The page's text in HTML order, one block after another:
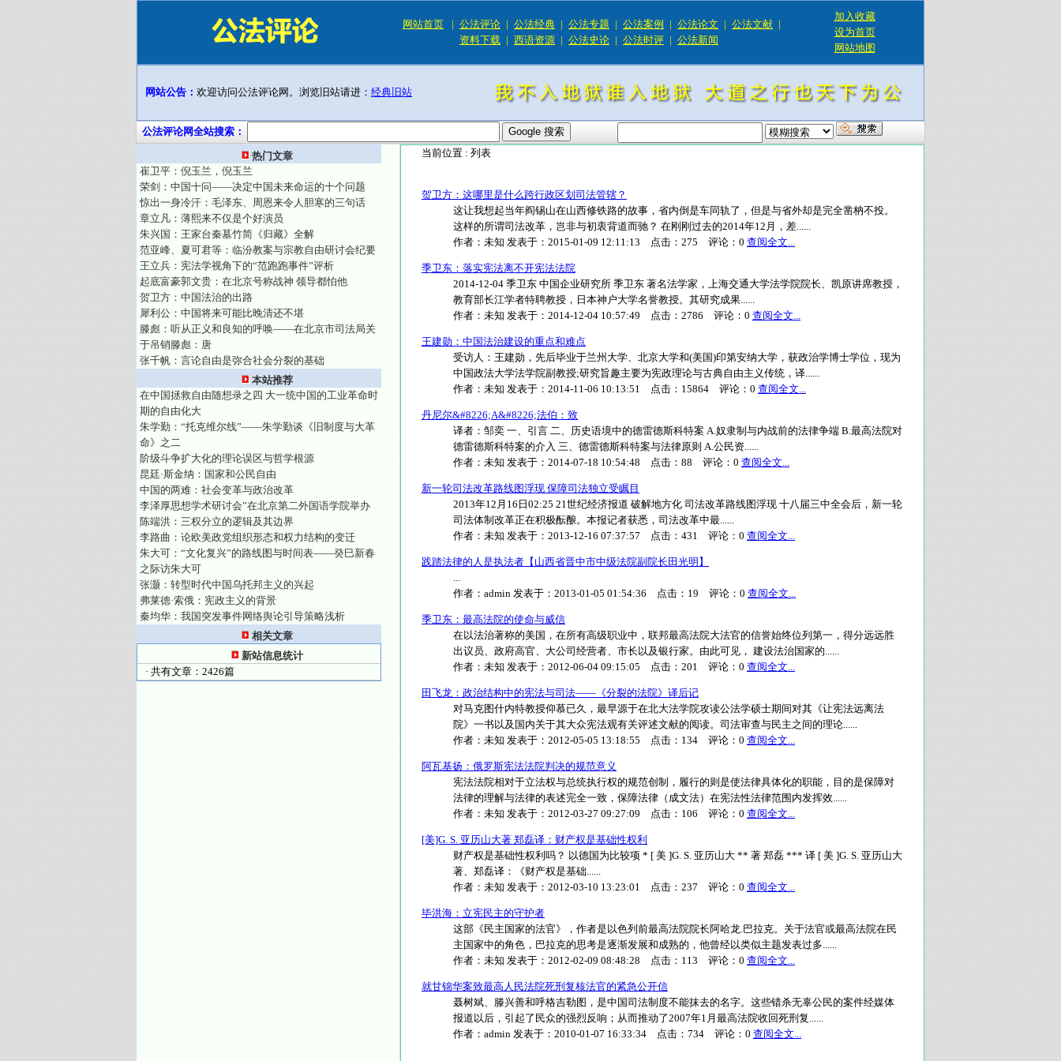
网站首页 | 公法评论 | 公法经典 | 公法专题 | 公法案例 | 公法论文 | 公法文献 |
资料下载 | 西语资源 | 公法史论 | 公法时评 | 公法新闻
加入收藏
设为首页
网站地图
网站公告： 欢迎访问公法评论网。浏览旧站请进： 经典旧站
公法评论网全站搜索：
热门文章
崔卫平：倪玉兰，倪玉兰
荣剑：中国十问——决定中国未来命运的十个问题
惊出一身冷汗：毛泽东、周恩来令人胆寒的三句话
章立凡：薄熙来不仅是个好演员
朱兴国：王家台秦墓竹简《归藏》全解
范亚峰、夏可君等：临汾教案与宗教自由研讨会纪要
王立兵：宪法学视角下的“范跑跑事件”评析
起底富豪郭文贵：在北京号称战神 领导都怕他
贺卫方：中国法治的出路
犀利公：中国将来可能比晚清还不堪
滕彪：听从正义和良知的呼唤——在北京市司法局关
于吊销滕彪：唐
张千帆：言论自由是弥合社会分裂的基础
本站推荐
在中国拯救自由随想录之四 大一统中国的工业革命时
期的自由化大
朱学勤：“托克维尔线”——朱学勤谈《旧制度与大革
命》之二
阶级斗争扩大化的理论误区与哲学根源
昆廷·斯金纳：国家和公民自由
中国的两难：社会变革与政治改革
李泽厚思想学术研讨会”在北京第二外国语学院举办
陈端洪：三权分立的逻辑及其边界
李路曲：论欧美政党组织形态和权力结构的变迁
朱大可：“文化复兴”的路线图与时间表——癸巳新春
之际访朱大可
张灏：转型时代中国乌托邦主义的兴起
弗莱德·索俄：宪政主义的背景
秦均华：我国突发事件网络舆论引导策略浅析
相关文章
新站信息统计
· 共有文章：2426篇
当前位置 : 列表
贺卫方：这哪里是什么跨行政区划司法管辖？
这让我想起当年阎锡山在山西修铁路的故事，省内倒是车同轨了，但是与省外却是完全凿枘不投。
这样的所谓司法改革，岂非与初衷背道而驰？ 在刚刚过去的2014年12月，差......
作者： 未知 发表于： 2015-01-09 12:11:13 点击： 275 评论： 0 查阅全文...
季卫东：落实宪法离不开宪法法院
2014-12-04 季卫东 中国企业研究所 季卫东 著名法学家，上海交通大学法学院院长、凯原讲席教授，
教育部长江学者特聘教授，日本神户大学名誉教授。其研究成果......
作者： 未知 发表于： 2014-12-04 10:57:49 点击： 2786 评论： 0 查阅全文...
王建勋：中国法治建设的重点和难点
受访人：王建勋，先后毕业于兰州大学、北京大学和(美国)印第安纳大学，获政治学博士学位，现为
中国政法大学法学院副教授;研究旨趣主要为宪政理论与古典自由主义传统，译......
作者： 未知 发表于： 2014-11-06 10:13:51 点击： 15864 评论： 0 查阅全文...
丹尼尔&#8226;A&#8226;法伯：致
译者：邹奕 一、引言 二、历史语境中的德雷德斯科特案 A.奴隶制与内战前的法律争端 B.最高法院对
德雷德斯科特案的介入 三、德雷德斯科特案与法律原则 A.公民资......
作者： 未知 发表于： 2014-07-18 10:54:48 点击： 88 评论： 0 查阅全文...
新一轮司法改革路线图浮现 保障司法独立受瞩目
2013年12月16日02:25 21世纪经济报道 破解地方化 司法改革路线图浮现 十八届三中全会后，新一轮
司法体制改革正在积极酝酿。本报记者获悉，司法改革中最......
作者： 未知 发表于： 2013-12-16 07:37:57 点击： 431 评论： 0 查阅全文...
践踏法律的人是执法者【山西省晋中市中级法院副院长田光明】
...
作者： admin 发表于： 2013-01-05 01:54:36 点击： 19 评论： 0 查阅全文...
季卫东：最高法院的使命与威信
在以法治著称的美国，在所有高级职业中，联邦最高法院大法官的信誉始终位列第一，得分远远胜
出议员、政府高官、大公司经营者、市长以及银行家。由此可见， 建设法治国家的......
作者： 未知 发表于： 2012-06-04 09:15:05 点击： 201 评论： 0 查阅全文...
田飞龙：政治结构中的宪法与司法——《分裂的法院》译后记
对马克图什内特教授仰慕已久，最早源于在北大法学院攻读公法学硕士期间对其《让宪法远离法
院》一书以及国内关于其大众宪法观有关评述文献的阅读。司法审查与民主之间的理论......
作者： 未知 发表于： 2012-05-05 13:18:55 点击： 134 评论： 0 查阅全文...
阿瓦基扬：俄罗斯宪法法院判决的规范意义
宪法法院相对于立法权与总统执行权的规范创制，履行的则是使法律具体化的职能，目的是保障对
法律的理解与法律的表述完全一致，保障法律（成文法）在宪法性法律范围内发挥效......
作者： 未知 发表于： 2012-03-27 09:27:09 点击： 106 评论： 0 查阅全文...
[美]G. S. 亚历山大著 郑磊译：财产权是基础性权利
财产权是基础性权利吗？ 以德国为比较项 * [ 美 ]G. S. 亚历山大 ** 著 郑磊 *** 译 [ 美 ]G. S. 亚历山大
著、郑磊译：《财产权是基础......
作者： 未知 发表于： 2012-03-10 13:23:01 点击： 237 评论： 0 查阅全文...
毕洪海：立宪民主的守护者
这部《民主国家的法官》，作者是以色列前最高法院院长阿哈龙.巴拉克。关于法官或最高法院在民
主国家中的角色，巴拉克的思考是逐渐发展和成熟的，他曾经以类似主题发表过多......
作者： 未知 发表于： 2012-02-09 08:48:28 点击： 113 评论： 0 查阅全文...
就甘锦华案致最高人民法院死刑复核法官的紧急公开信
聂树斌、滕兴善和呼格吉勒图，是中国司法制度不能抹去的名字。这些错杀无辜公民的案件经媒体
报道以后，引起了民众的强烈反响；从而推动了2007年1月最高法院收回死刑复......
作者： admin 发表于： 2010-01-07 16:33:34 点击： 734 评论： 0 查阅全文...